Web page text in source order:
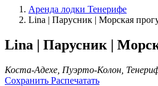
Аренда лодки Тенерифе
Lina | Парусник | Морская
Lina | Парусник |
Коста-Адехе, Пуэрто-Колон,
Сохранить Распечатать